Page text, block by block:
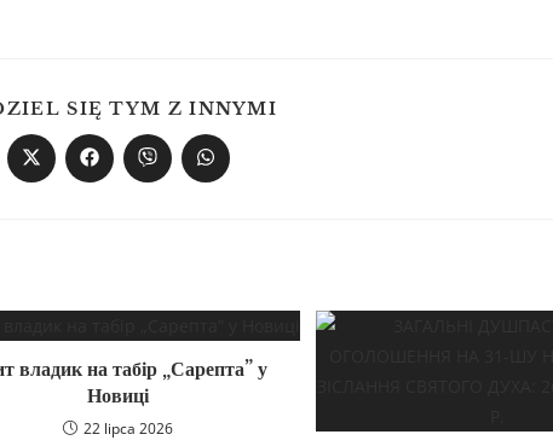
SIĘ TYM Z INNYMI
владик на табір „Сарепта” у
Новиці
22 lipca 2026